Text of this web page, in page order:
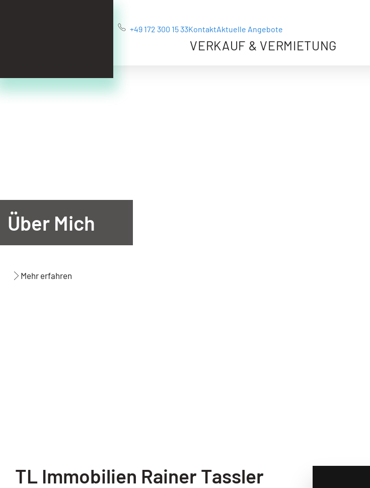
+49 172 300 15 33KontaktAktuelle Angebote
VERKAUF & VERMIETUNG
Über Mich
Mehr erfahren
TL Immobilien Rainer Tassler